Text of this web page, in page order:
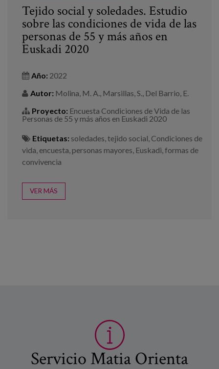
Tejido social y soledades. Estudio
sobre las condiciones de vida de las
personas de 55 y más años en
Euskadi 2020
Año: 2022
Autor: Molina, M. A., Marsillas, S., Del Barrio, E.
Proyecto: Encuesta Condiciones de Vida de las
Personas de 55 y más años en Euskadi 2020
Etiquetas: soledades tejido social Condiciones de
vida encuesta personas mayores Euskadi formas de
convivencia
VER MÁS
Servicio Matia Orienta